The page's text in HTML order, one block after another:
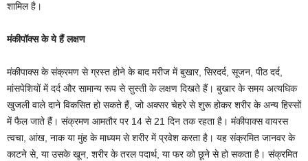
शामिल है।
मंकीपॉक्स के ये हैं लक्षण
मंकीपाक्स के संक्रमण से ग्रस्त होने के बाद मरीज में बुखार, सिरदर्द, सूजन, पीठ दर्द,
मांसपेशियों में दर्द और सामान्य रूप से सुस्ती के लक्षण दिखते हैं। बुखार के समय अत्यधिक
खुजली वाले दाने विकसित हो सकते हैं, जो अक्सर चेहरे से शुरू होकर शरीर के अन्य हिस्सों
में फैल जाते हैं। संक्रमण आमतौर पर 14 से 21 दिन तक रहता है। मंकीपाक्स वायरस
त्वचा, आंख, नाक या मुंह के माध्यम से शरीर में प्रवेश करता है। यह संक्रमित जानवर के
काटने से, या उसके खून, शरीर के तरल पदार्थ, या फर को छूने से हो सकता है। संक्रमित